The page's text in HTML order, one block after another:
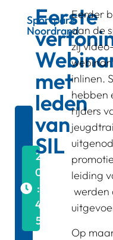
9
/
0
4
/
2
0
2
0
:
4
5
Sportpark
Noordrand
Eerste
met
leden
van
SIL
Eerder
aan de
zij
webinar
inlinen.
hebben
rijders
leiding
werden
Op